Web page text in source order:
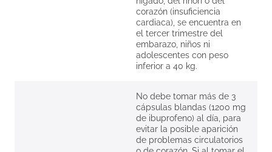
corazón (insuficiencia
cardiaca), se encuentra en
el tercer trimestre del
embarazo, niños ni
adolescentes con peso
inferior a 40 kg.
No debe tomar más de 3
cápsulas blandas (1200 mg
de ibuprofeno) al día, para
evitar la posible aparición
de problemas circulatorios